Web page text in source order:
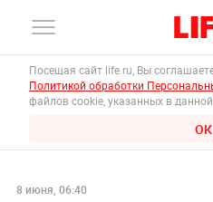
Посещая сайт life.ru, Вы
Политикой обработки
файлов cookie, указанных в
ОК
8 июня, 06:40